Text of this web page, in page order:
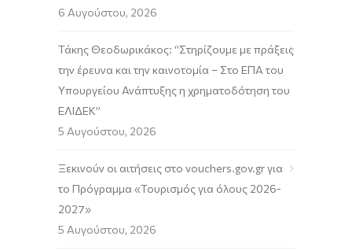
6 Αυγούστου, 2026
Τάκης Θεοδωρικάκος: “Στηρίζουμε με πράξεις
την έρευνα και την καινοτομία – Στο ΕΠΑ του
Υπουργείου Ανάπτυξης η χρηματοδότηση του
ΕΛΙΔΕΚ”
5 Αυγούστου, 2026
Ξεκινούν οι αιτήσεις στο vouchers.gov.gr για
το Πρόγραμμα «Τουρισμός για όλους 2026-
2027»
5 Αυγούστου, 2026